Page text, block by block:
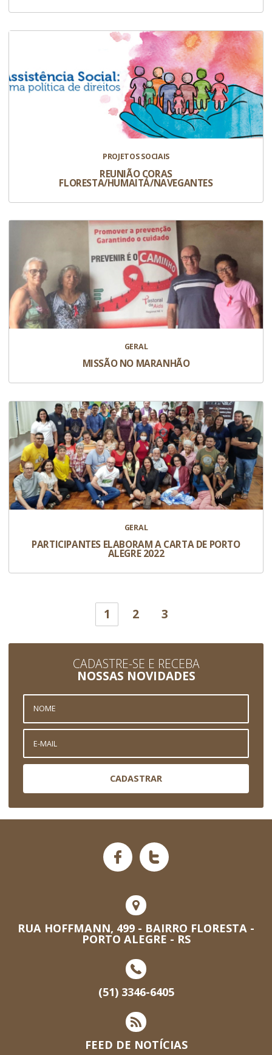
PROJETOS SOCIAIS
REUNIÃO CORAS
FLORESTA/HUMAITÁ/NAVEGANTES
GERAL
MISSÃO NO MARANHÃO
GERAL
PARTICIPANTES ELABORAM A CARTA DE PORTO
ALEGRE 2022
1 2 3
CADASTRE-SE E RECEBA
NOSSAS NOVIDADES
CADASTRAR
RUA HOFFMANN, 499 - BAIRRO FLORESTA -
PORTO ALEGRE - RS
(51) 3346-6405
FEED DE NOTÍCIAS